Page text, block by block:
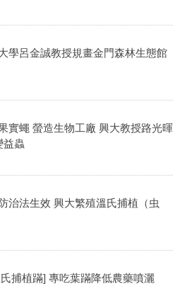
學呂金誠教授規畫金門森林生態館
實蠅 螢造生物工廠 興大教授路光暉
益蟲
治法生效 興大繁殖溫氏捕植（虫
捕植蹣] 專吃葉蹣降低農藥噴灑